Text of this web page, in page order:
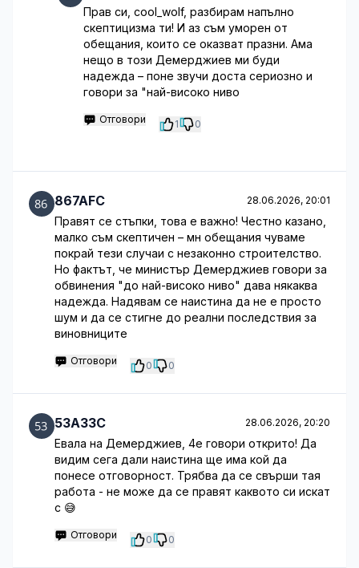
Прав си, cool_wolf, разбирам напълно
скептицизма ти! И аз съм уморен от
обещания, които се оказват празни. Ама
нещо в този Демерджиев ми буди
надежда – поне звучи доста сериозно и
говори за "най-високо ниво
Отговори 1 0
867AFC 28.06.2026, 20:01
Правят се стъпки, това е важно! Честно казано,
малко съм скептичен – мн обещания чуваме
покрай тези случаи с незаконно строителство.
Но фактът, че министър Демерджиев говори за
обвинения "до най-високо ниво" дава някаква
надежда. Надявам се наистина да не е просто
шум и да се стигне до реални последствия за
виновниците
Отговори 0 0
53A33C 28.06.2026, 20:20
Евала на Демерджиев, 4е говори открито! Да
видим сега дали наистина ще има кой да
понесе отговорност. Трябва да се свърши тая
работа - не може да се правят каквото си искат
с 😅
Отговори 0 0